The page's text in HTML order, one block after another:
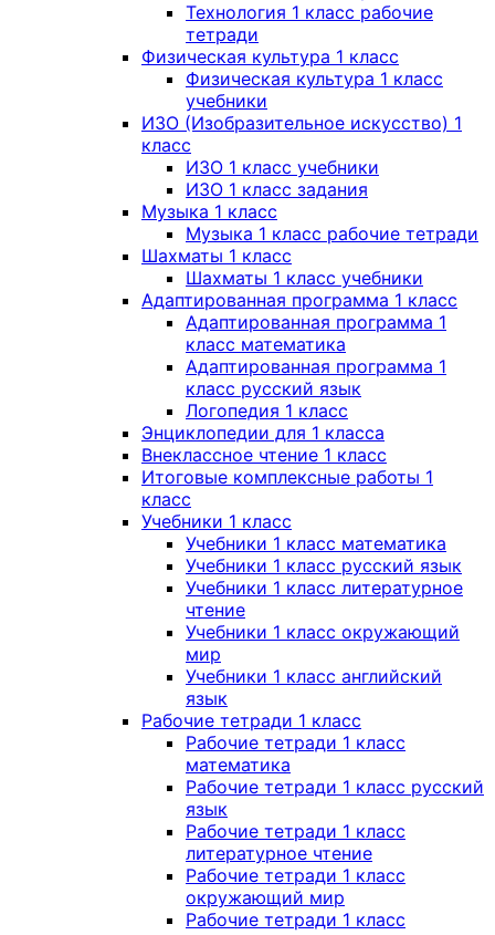
Технология 1 класс рабочие
тетради
Физическая культура 1 класс
Физическая культура 1 класс
учебники
ИЗО (Изобразительное искусство) 1
класс
ИЗО 1 класс учебники
ИЗО 1 класс задания
Музыка 1 класс
Музыка 1 класс рабочие тетради
Шахматы 1 класс
Шахматы 1 класс учебники
Адаптированная программа 1 класс
Адаптированная программа 1
класс математика
Адаптированная программа 1
класс русский язык
Логопедия 1 класс
Энциклопедии для 1 класса
Внеклассное чтение 1 класс
Итоговые комплексные работы 1
класс
Учебники 1 класс
Учебники 1 класс математика
Учебники 1 класс русский язык
Учебники 1 класс литературное
чтение
Учебники 1 класс окружающий
мир
Учебники 1 класс английский
язык
Рабочие тетради 1 класс
Рабочие тетради 1 класс
математика
Рабочие тетради 1 класс русский
язык
Рабочие тетради 1 класс
литературное чтение
Рабочие тетради 1 класс
окружающий мир
Рабочие тетради 1 класс